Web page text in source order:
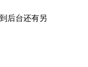
后台还有另